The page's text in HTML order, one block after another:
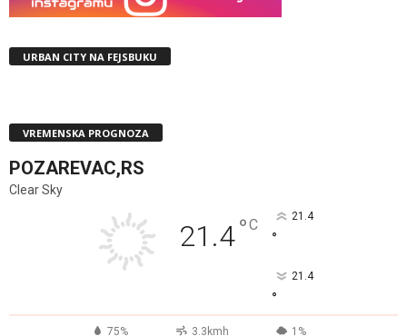
URBAN CITY NA FEJSBUKU
VREMENSKA PROGNOZA
POZAREVAC,RS
Clear Sky
21.4°C 21.4
°
21.4
°
75% 3.3kmh 1%